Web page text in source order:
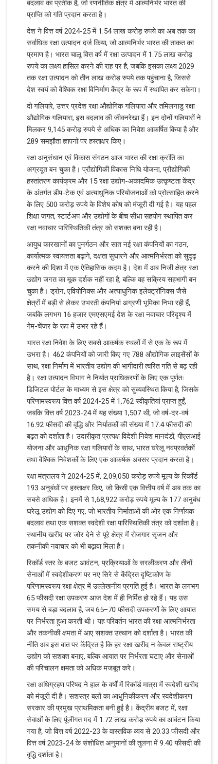
बदलाव का प्रतीक है, जो रणनीतिक क्षेत्र में आत्मनिर्भर भारत की
प्राप्ति को गति प्रदान करता है।
देश ने वित्त वर्ष 2024-25 में 1.54 लाख करोड़ रुपये का अब तक का
सर्वाधिक रक्षा उत्पादन दर्ज किया, जो आत्मनिर्भर भारत की ताकत का
प्रमाण है। भारत चालू वित्त वर्ष में रक्षा उत्पादन में 1.75 लाख करोड़
रुपये का लक्ष्य हासिल करने की राह पर है, जबकि इसका लक्ष्य 2029
तक रक्षा उत्पादन को तीन लाख करोड़ रुपये तक पहुंचाना है, जिससे
देश स्वयं को वैश्विक रक्षा विनिर्माण केंद्र के रूप में स्थापित कर सकेगा।
दो गलियारे, उत्तर प्रदेश रक्षा औद्योगिक गलियारा और तमिलनाडु रक्षा
औद्योगिक गलियारा, इस बदलाव की जीवनरेखा हैं। इन दोनों गलियारों ने
मिलकर 9,145 करोड़ रुपये से अधिक का निवेश आकर्षित किया है और
289 समझौता ज्ञापनों पर हस्ताक्षर किए।
रक्षा अनुसंधान एवं विकास संगठन आज भारत की रक्षा क्रांति का
अग्रदूत बन चुका है। प्रौद्योगिकी विकास निधि योजना, प्रौद्योगिकी
हस्तांतरण कार्यक्रम और 15 रक्षा उद्योग-अकादमिक उत्कृष्टता केंद्र
के अंतर्गत डीप-टेक एवं अत्याधुनिक परियोजनाओं को प्रोत्साहित करने
के लिए 500 करोड़ रुपये के विशेष कोष को मंजूरी दी गई है। यह पहल
शिक्षा जगत, स्टार्टअप और उद्योगों के बीच सीधा सहयोग स्थापित कर
रक्षा नवाचार पारिस्थितिकी तंत्र को सशक्त बना रही है।
आयुध कारखानों का पुनर्गठन और सात नई रक्षा कंपनियों का गठन,
कार्यात्मक स्वायत्तता बढ़ाने, दक्षता सुधारने और आत्मनिर्भरता को सुदृढ़
करने की दिशा में एक ऐतिहासिक कदम है। देश में अब निजी क्षेत्र रक्षा
उद्योग जगत का मूक दर्शक नहीं रहा है, बल्कि वह सक्रिय सहभागी बन
चुका है। ड्रोन, एवियोनिक्स और अत्याधुनिक इलेक्ट्रॉनिक्स जैसे
क्षेत्रों में बड़ी से लेकर उभरती कंपनियां अग्रणी भूमिका निभा रही हैं,
जबकि लगभग 16 हजार एमएसएमई देश के रक्षा नवाचार परिदृश्य में
गेम-चेंजर के रूप में उभर रहे हैं।
भारत रक्षा निवेश के लिए सबसे आकर्षक स्थलों में से एक के रूप में
उभरा है। 462 कंपनियों को जारी किए गए 788 औद्योगिक लाइसेंसों के
साथ, रक्षा निर्माण में भारतीय उद्योग की भागीदारी त्वरित गति से बढ़ रही
है। रक्षा उत्पादन विभाग ने निर्यात प्राधिकरणों के लिए एक पूर्णतः
डिजिटल पोर्टल के माध्यम से इस क्षेत्र को सुव्यवस्थित किया है, जिसके
परिणामस्वरूप वित्त वर्ष 2024-25 में 1,762 स्वीकृतियां प्राप्त हुईं,
जबकि वित्त वर्ष 2023-24 में यह संख्या 1,507 थी, जो वर्ष-दर-वर्ष
16.92 फीसदी की वृद्धि और निर्यातकों की संख्या में 17.4 फीसदी की
बढ़त को दर्शाता है। उदारीकृत प्रत्यक्ष विदेशी निवेश मानदंडों, पीएलआई
योजना और आधुनिक रक्षा गलियारों के साथ, भारत घरेलू नवप्रवर्तकों
तथा वैश्विक निवेशकों के लिए एक आकर्षक अवसर प्रदान करता है।
रक्षा मंत्रालय ने 2024-25 में, 2,09,050 करोड़ रुपये मूल्य के रिकॉर्ड
193 अनुबंधों पर हस्ताक्षर किए, जो किसी एक वित्तीय वर्ष में अब तक का
सबसे अधिक है। इनमें से 1,68,922 करोड़ रुपये मूल्य के 177 अनुबंध
घरेलू उद्योग को दिए गए, जो भारतीय निर्माताओं की ओर एक निर्णायक
बदलाव तथा एक सशक्त स्वदेशी रक्षा पारिस्थितिकी तंत्र को दर्शाता है।
स्थानीय खरीद पर जोर देने से पूरे क्षेत्र में रोजगार सृजन और
तकनीकी नवाचार को भी बढ़ावा मिला है।
रिकॉर्ड स्तर के बजट आवंटन, प्रक्रियाओं के सरलीकरण और तीनों
सेनाओं में स्वदेशीकरण पर नए सिरे से केंद्रित दृष्टिकोण के
परिणामस्वरूप रक्षा क्षेत्र में उल्लेखनीय प्रगति हुई है। भारत के लगभग
65 फीसदी रक्षा उपकरण आज देश में ही निर्मित हो रहे हैं। यह उस
समय से बड़ा बदलाव है, जब 65–70 फीसदी उपकरणों के लिए आयात
पर निर्भरता हुआ करती थी। यह परिवर्तन भारत की रक्षा आत्मनिर्भरता
और तकनीकी क्षमता में आए सशक्त उत्थान को दर्शाता है। भारत की
नीति अब इस बात पर केंद्रित है कि हर रक्षा खरीद न केवल राष्ट्रीय
उद्योग को सशक्त बनाए, बल्कि आयात पर निर्भरता घटाए और सेनाओं
की परिचालन क्षमता को अधिक मजबूत करे।
रक्षा अधिग्रहण परिषद ने हाल के वर्षों में रिकॉर्ड मात्रा में स्वदेशी खरीद
को मंजूरी दी है। सशस्त्र बलों का आधुनिकीकरण और स्वदेशीकरण
सरकार की प्रमुख प्राथमिकता बनी हुई है। केंद्रीय बजट में, रक्षा
सेवाओं के लिए पूंजीगत मद में 1.72 लाख करोड़ रुपये का आवंटन किया
गया है, जो वित्त वर्ष 2022-23 के वास्तविक व्यय से 20.33 फीसदी और
वित्त वर्ष 2023-24 के संशोधित अनुमानों की तुलना में 9.40 फीसदी की
वृद्धि दर्शाता है।